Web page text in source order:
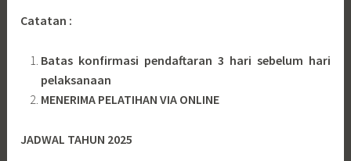
Catatan :
Batas konfirmasi pendaftaran 3 hari sebelum hari
pelaksanaan
MENERIMA PELATIHAN VIA ONLINE
JADWAL TAHUN 2025